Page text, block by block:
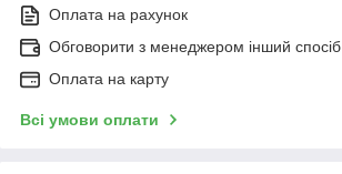
Оплата на рахунок
Обговорити з менеджером інший
Оплата на карту
Всі умови оплати